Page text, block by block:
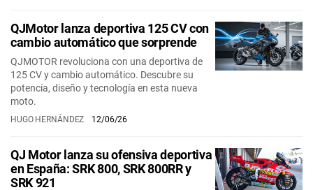
QJMotor lanza deportiva 125 CV con
cambio automático que sorprende
QJMOTOR revoluciona con una deportiva de
125 CV y cambio automático. Descubre su
potencia, diseño y tecnología en esta nueva
moto.
HUGO HERNÁNDEZ 12/06/26
QJ Motor lanza su ofensiva deportiva
en España: SRK 800, SRK 800RR y
SRK 921